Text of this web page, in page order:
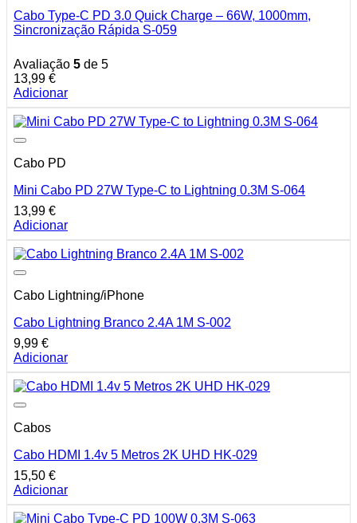
Cabo Type-C PD 3.0 Quick Charge – 66W, 1000mm,
Sincronização Rápida S-059
Avaliação 5 de 5
13,99 €
Adicionar
Cabo PD
Mini Cabo PD 27W Type-C to Lightning 0.3M S-064
13,99 €
Adicionar
Cabo Lightning/iPhone
Cabo Lightning Branco 2.4A 1M S-002
9,99 €
Adicionar
Cabos
Cabo HDMI 1.4v 5 Metros 2K UHD HK-029
15,50 €
Adicionar